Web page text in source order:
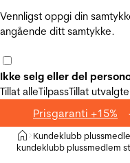
Vennligst oppgi din
angående ditt samtykke.
Ikke selg eller del
Tillat alleTilpassTillat utvalgte
Prisgaranti +15%
Hjem
>Kundeklubb
kundeklubb plussmedlem